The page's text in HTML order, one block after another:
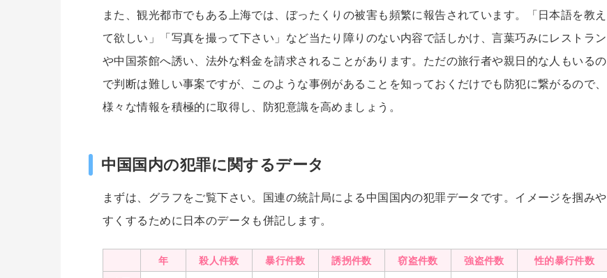
また、観光都市でもある上海では、ぼったくりの被害も頻繁に報告されています。「日本語を教え
て欲しい」「写真を撮って下さい」など当たり障りのない内容で話しかけ、言葉巧みにレストラン
や中国茶館へ誘い、法外な料金を請求されることがあります。ただの旅行者や親日的な人もいるの
で判断は難しい事案ですが、このような事例があることを知っておくだけでも防犯に繋がるので、
様々な情報を積極的に取得し、防犯意識を高めましょう。
中国国内の犯罪に関するデータ
まずは、グラフをご覧下さい。国連の統計局による中国国内の犯罪データです。イメージを掴みや
すくするために日本のデータも併記します。
年 殺人件数 暴行件数 誘拐件数 窃盗件数 強盗件数 性的暴行件数